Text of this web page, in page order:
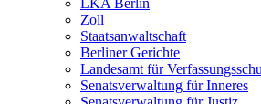
LKA Berlin
Zoll
Staatsanwaltschaft
Berliner Gerichte
Landesamt für
Senatsverwaltung für Inneres